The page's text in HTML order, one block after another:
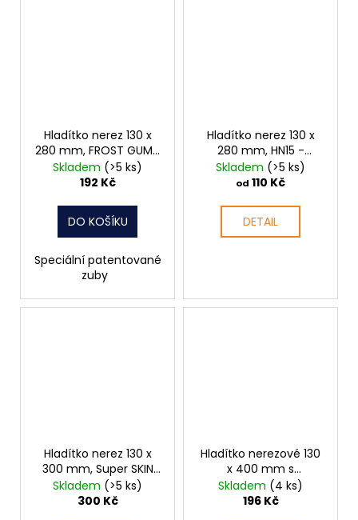
Hladítko nerez 130 x
280 mm, FROST GUMA
062835
Skladem (>5 ks)
192 Kč
DO KOŠÍKU
Speciální patentované
zuby
Hladítko nerez 130 x
280 mm, HN15 -
zubové
Skladem (>5 ks)
od 110 Kč
DETAIL
Hladítko nerez 130 x
300 mm, Super SKIN
TOUCH 062425
Skladem (>5 ks)
300 Kč
Hladítko nerezové 130
x 400 mm s
celodřevěným
držadlem HN60
Skladem (4 ks)
196 Kč